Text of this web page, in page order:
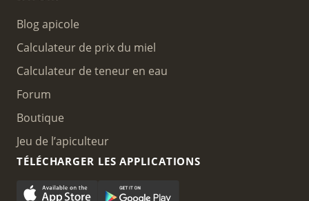
Blog apicole
Calculateur de prix du miel
Calculateur de teneur en eau
Forum
Boutique
Jeu de l’apiculteur
TÉLÉCHARGER LES APPLICATIONS